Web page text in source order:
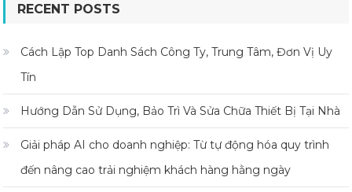
RECENT POSTS
Cách Lập Top Danh Sách Công Ty, Trung Tâm, Đơn Vị Uy
Tín
Hướng Dẫn Sử Dụng, Bảo Trì Và Sửa Chữa Thiết Bị Tại Nhà
Giải pháp AI cho doanh nghiệp: Từ tự động hóa quy trình
đến nâng cao trải nghiệm khách hàng hằng ngày